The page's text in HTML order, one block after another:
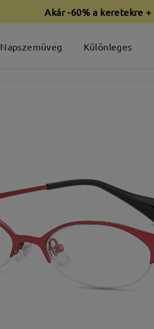
Akár -60% a keretekre
Napszemüveg Különleges